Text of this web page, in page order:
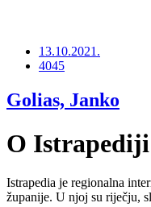
13.10.2021.
4045
Golias, Janko
O Istrapediji
Istrapedia je regionalna
županije. U njoj su riječju,